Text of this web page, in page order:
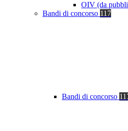
OIV (da
Bandi di concorso 117
Bandi di concorso